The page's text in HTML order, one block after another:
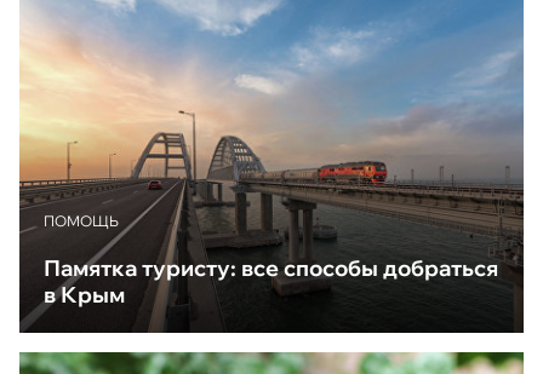
ПОМОЩЬ
Памятка туристу: все способы добраться
в Крым